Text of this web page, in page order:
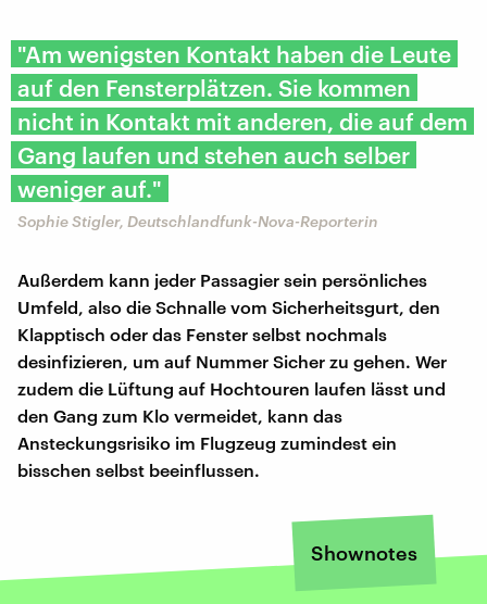
"Am wenigsten Kontakt haben die Leute
auf den Fensterplätzen. Sie kommen
nicht in Kontakt mit anderen, die auf dem
Gang laufen und stehen auch selber
weniger auf."
Sophie Stigler, Deutschlandfunk-Nova-Reporterin
Außerdem kann jeder Passagier sein persönliches
Umfeld, also die Schnalle vom Sicherheitsgurt, den
Klapptisch oder das Fenster selbst nochmals
desinfizieren, um auf Nummer Sicher zu gehen. Wer
zudem die Lüftung auf Hochtouren laufen lässt und
den Gang zum Klo vermeidet, kann das
Ansteckungsrisiko im Flugzeug zumindest ein
bisschen selbst beeinflussen.
Shownotes